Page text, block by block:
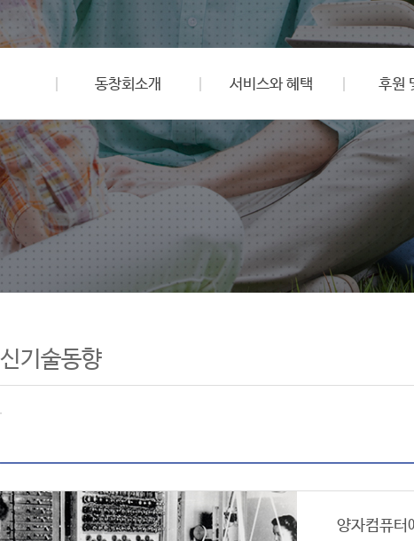
동창회소개 서비스와 혜택 후원
신기술동향
양자컴퓨터